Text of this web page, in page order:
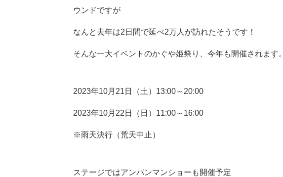
ウンドですが
なんと去年は2日間で延べ2万人が訪れたそうです！
そんな一大イベントのかぐや姫祭り、今年も開催されます。
2023年10月21日（土）13:00～20:00
2023年10月22日（日）11:00～16:00
※雨天決行（荒天中止）
ステージではアンパンマンショーも開催予定